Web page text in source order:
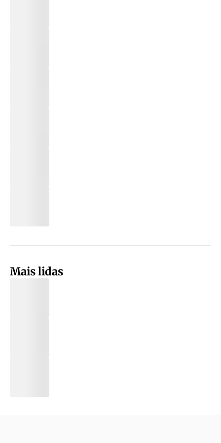
Mais lidas